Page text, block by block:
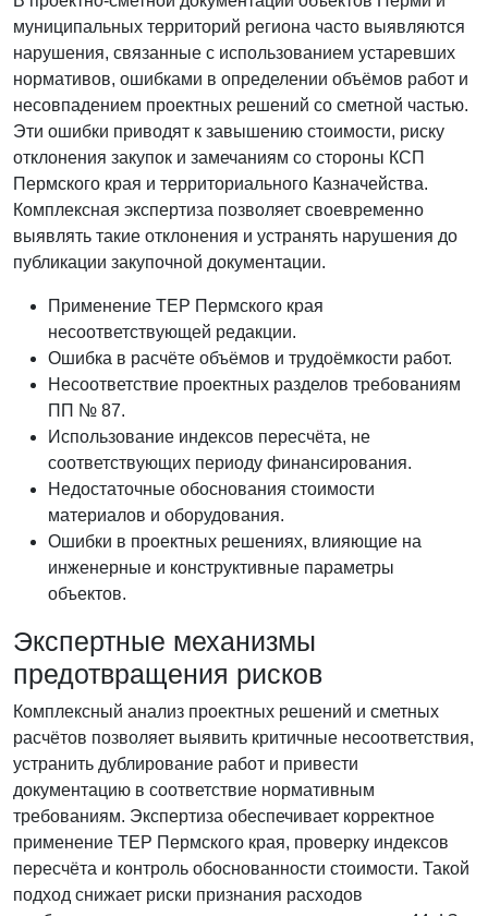
муниципальных территорий региона часто выявляются
нарушения, связанные с использованием устаревших
нормативов, ошибками в определении объёмов работ и
несовпадением проектных решений со сметной частью.
Эти ошибки приводят к завышению стоимости, риску
отклонения закупок и замечаниям со стороны КСП
Пермского края и территориального Казначейства.
Комплексная экспертиза позволяет своевременно
выявлять такие отклонения и устранять нарушения до
публикации закупочной документации.
Применение ТЕР Пермского края
несоответствующей редакции.
Ошибка в расчёте объёмов и трудоёмкости работ.
Несоответствие проектных разделов требованиям
ПП № 87.
Использование индексов пересчёта, не
соответствующих периоду финансирования.
Недостаточные обоснования стоимости
материалов и оборудования.
Ошибки в проектных решениях, влияющие на
инженерные и конструктивные параметры
объектов.
Экспертные механизмы
предотвращения рисков
Комплексный анализ проектных решений и сметных
расчётов позволяет выявить критичные несоответствия,
устранить дублирование работ и привести
документацию в соответствие нормативным
требованиям. Экспертиза обеспечивает корректное
применение ТЕР Пермского края, проверку индексов
пересчёта и контроль обоснованности стоимости. Такой
подход снижает риски признания расходов